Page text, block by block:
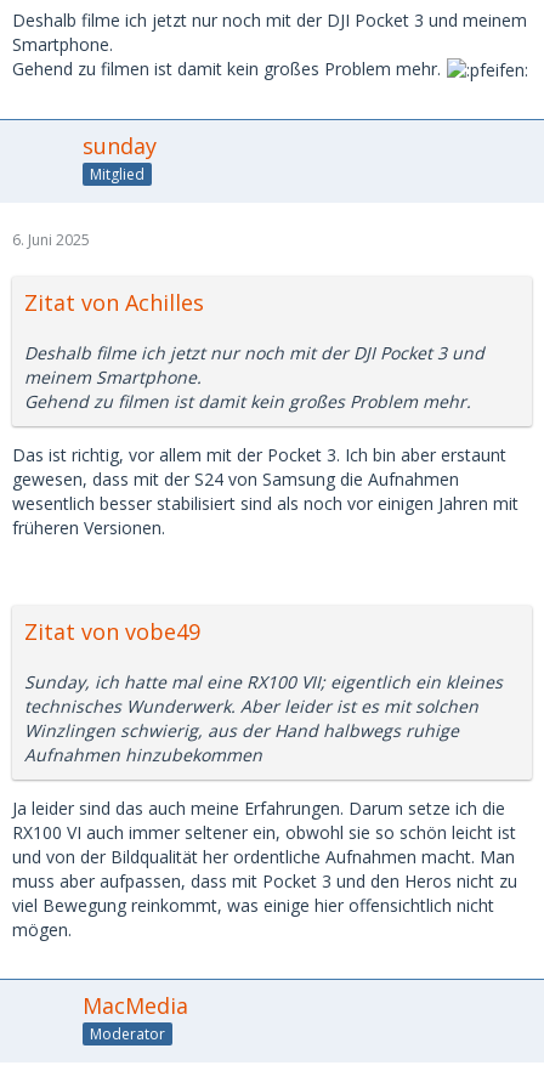
Deshalb filme ich jetzt nur noch mit der DJI Pocket 3 und meinem
Smartphone.
Gehend zu filmen ist damit kein großes Problem mehr.
sunday
Mitglied
6. Juni 2025
Zitat von Achilles
Deshalb filme ich jetzt nur noch mit der DJI Pocket 3 und
meinem Smartphone.
Gehend zu filmen ist damit kein großes Problem mehr.
Das ist richtig, vor allem mit der Pocket 3. Ich bin aber erstaunt
gewesen, dass mit der S24 von Samsung die Aufnahmen
wesentlich besser stabilisiert sind als noch vor einigen Jahren mit
früheren Versionen.
Zitat von vobe49
Sunday, ich hatte mal eine RX100 VII; eigentlich ein kleines
technisches Wunderwerk. Aber leider ist es mit solchen
Winzlingen schwierig, aus der Hand halbwegs ruhige
Aufnahmen hinzubekommen
Ja leider sind das auch meine Erfahrungen. Darum setze ich die
RX100 VI auch immer seltener ein, obwohl sie so schön leicht ist
und von der Bildqualität her ordentliche Aufnahmen macht. Man
muss aber aufpassen, dass mit Pocket 3 und den Heros nicht zu
viel Bewegung reinkommt, was einige hier offensichtlich nicht
mögen.
MacMedia
Moderator